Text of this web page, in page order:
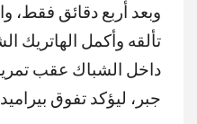
وبعد أربع دقائق فقط،
تألقه وأكمل الهاتريك
داخل الشباك عقب
جبر، ليؤكد تفوق